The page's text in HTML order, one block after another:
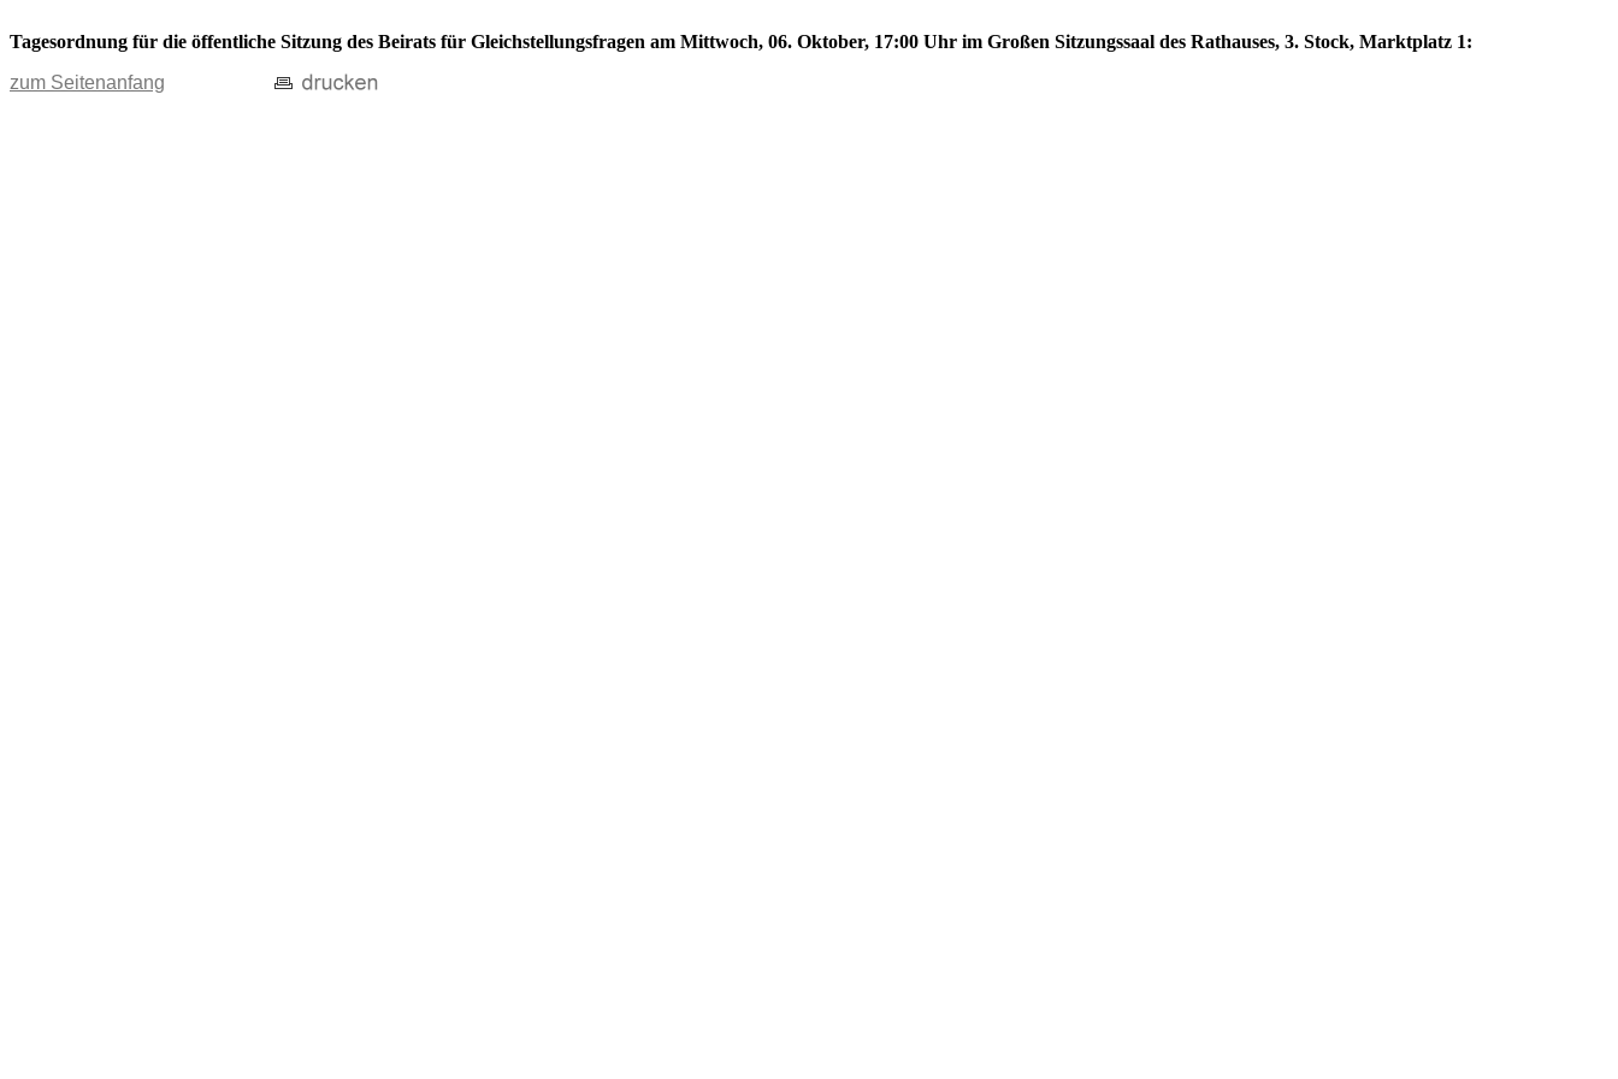
Tagesordnung für die öffentliche Sitzung des Beirats für Gleichstellungsfragen am Mittwoch, 06. Oktober, 17:00 Uhr im Großen Sitzungssaal des Rathauses, 3. Stock, Marktplatz 1:
zum Seitenanfang